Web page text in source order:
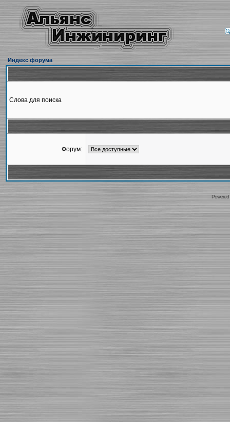
Индекс форума
Слова для поиска
Форум: